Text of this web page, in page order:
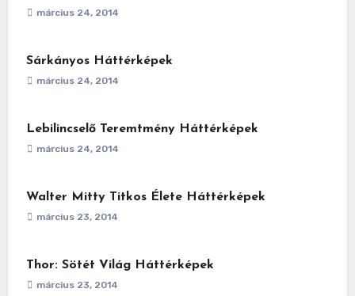
március 24, 2014
Sárkányos Háttérképek
március 24, 2014
Lebilincselő Teremtmény Háttérképek
március 24, 2014
Walter Mitty Titkos Élete Háttérképek
március 23, 2014
Thor: Sötét Világ Háttérképek
március 23, 2014